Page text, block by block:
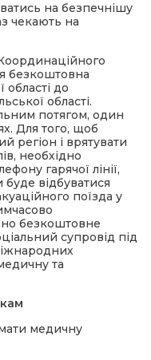
на безпечнішу
чекають на
безкоштовна
до
області.
потягом, один
Для того, щоб
регіон і врятувати
необхідно
гарячої лінії,
буде відбуватися
поїзда у
безкоштовне
супровід під
та
медичну